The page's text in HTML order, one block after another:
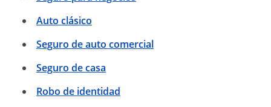
Auto clásico
Seguro de auto comercial
Seguro de casa
Robo de identidad